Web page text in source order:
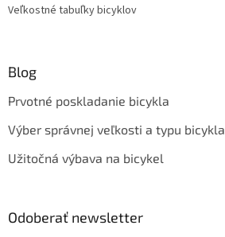
Veľkostné tabuľky bicyklov
Blog
Prvotné poskladanie bicykla
Výber správnej veľkosti a typu bicykla
Užitočná výbava na bicykel
Odoberať newsletter